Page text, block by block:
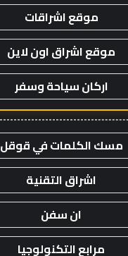
موقع اشراقات
موقع اشراق اون لاين
اركان سياحة وسفر
مسك الكلمات في قوقل
اشراق التقنية
ان سفن
مرابع التكنولوجيا